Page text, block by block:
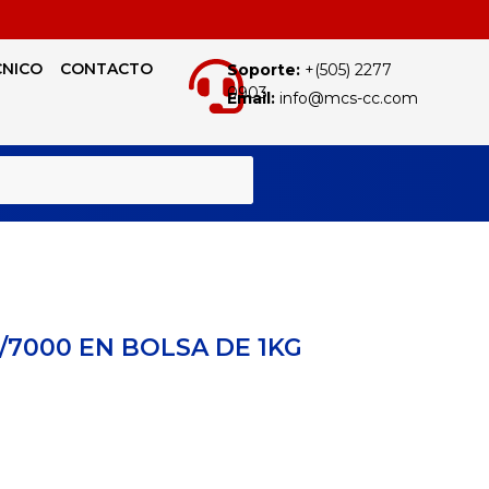
CONTACTO Soporte:+(505) 2277
0903
Email:info@mcs-cc.com
EN BOLSA DE 1KG